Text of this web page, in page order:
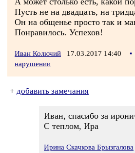
Пусть не на двадцать, на
Он на общенье просто так и
Понравилось. Успехов!
Иван Колючий 17.03.2017 14:40 •
нарушении
+ добавить замечания
Иван, спасибо за
С теплом, Ира
Ирина Скачкова Брызгалова